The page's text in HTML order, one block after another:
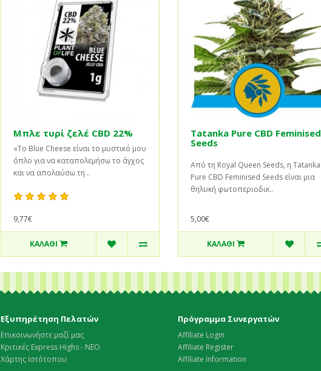
Μπλε τυρί ζελέ CBD 22%
«Το Blue Cheese είναι το μυστικό μου
όπλο για να καταπολεμήσω το άγχος
και να απολαύσω τη ..
9,77€
ΚΑΛΆΘΙ
Tatanka Pure CBD Feminised
Seeds
Από τη Royal Queen Seeds, η Tatanka
Pure CBD Feminised Seeds είναι μια
θηλυκή φωτοπεριοδικ..
5,00€
ΚΑΛΆΘΙ
Εξυπηρέτηση Πελατών
Επικοινωνήστε μαζί μας
Κριτικές Express Highs - ΝΕΟ
Χάρτης Ιστότοπου
Πρόγραμμα Συνεργατών
Affiliate Login
Affiliate Register
Affiliate Information